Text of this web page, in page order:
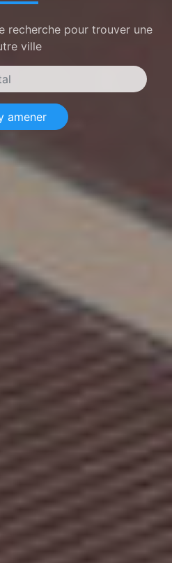
recherche pour trouver une
ville
amener